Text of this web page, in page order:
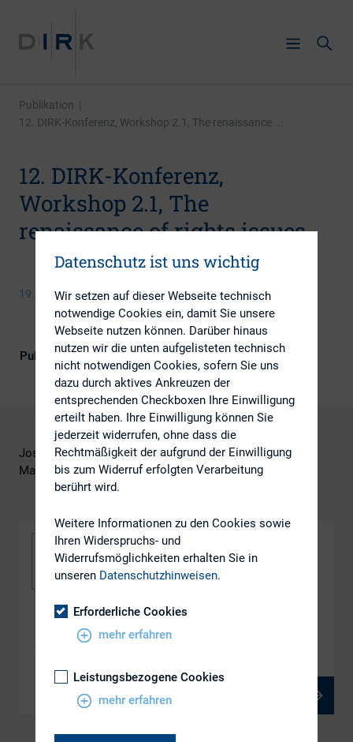
Publikation |
12. DIRK-Konferenz, Workshop 2.1, The renaissance ...
12. DIRK-Konferenz,
Workshop 2.1, The
renaissance of rights issues
19. Mai 2009
Publikationsform DIRK-Publikationen
Josef Ritter, Deutsche Bank
Markus Rausch, Deutsche Bank
DOWNLOAD
ws_2.1
Datenschutz ist uns wichtig
Wir setzen auf dieser Webseite technisch
notwendige Cookies ein, damit Sie unsere
Webseite nutzen können. Darüber hinaus
nutzen wir die unten aufgelisteten technisch
nicht notwendigen Cookies, sofern Sie uns
dazu durch aktives Ankreuzen der
entsprechenden Checkboxen Ihre Einwilligung
erteilt haben. Ihre Einwilligung können Sie
jederzeit widerrufen, ohne dass die
Rechtmäßigkeit der aufgrund der Einwilligung
bis zum Widerruf erfolgten Verarbeitung
berührt wird.
Weitere Informationen zu den Cookies sowie
Ihren Widerspruchs- und
Widerrufsmöglichkeiten erhalten Sie in
unseren Datenschutzhinweisen.
Erforderliche Cookies
mehr erfahren
Leistungsbezogene Cookies
mehr erfahren